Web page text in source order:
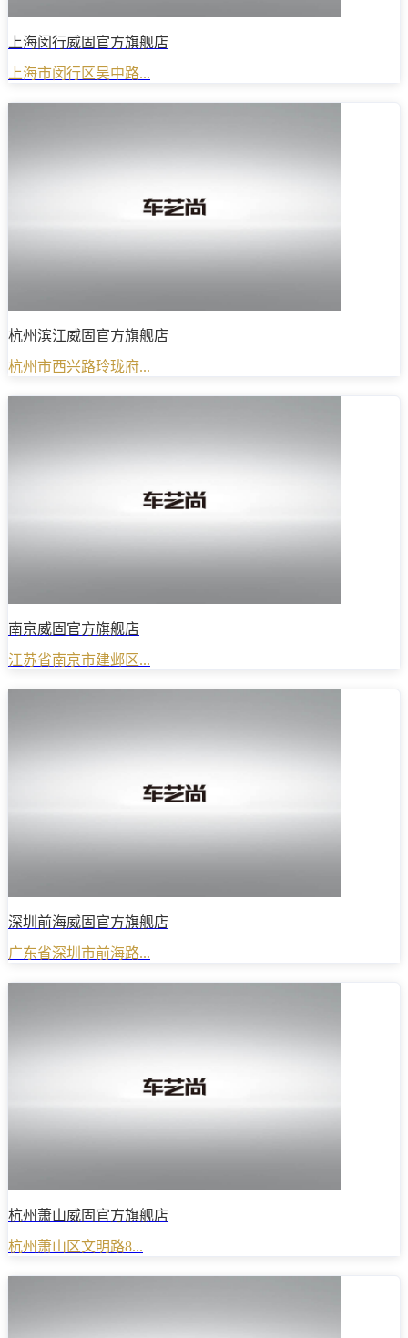
上海闵行威固官方旗舰店
上海市闵行区吴中路...
杭州滨江威固官方旗舰店
杭州市西兴路玲珑府...
南京威固官方旗舰店
江苏省南京市建邺区...
深圳前海威固官方旗舰店
广东省深圳市前海路...
杭州萧山威固官方旗舰店
杭州萧山区文明路8...